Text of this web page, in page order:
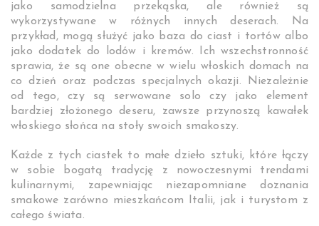
jako samodzielna przekąska, ale również są
wykorzystywane w różnych innych deserach. Na
przykład, mogą służyć jako baza do ciast i tortów albo
jako dodatek do lodów i kremów. Ich wszechstronność
sprawia, że są one obecne w wielu włoskich domach na
co dzień oraz podczas specjalnych okazji. Niezależnie
od tego, czy są serwowane solo czy jako element
bardziej złożonego deseru, zawsze przynoszą kawałek
włoskiego słońca na stoły swoich smakoszy.
Każde z tych ciastek to małe dzieło sztuki, które łączy
w sobie bogatą tradycję z nowoczesnymi trendami
kulinarnymi, zapewniając niezapomniane doznania
smakowe zarówno mieszkańcom Italii, jak i turystom z
całego świata.